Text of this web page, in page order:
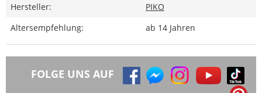
Hersteller:
PIKO
Altersempfehlung:
ab 14 Jahren
FOLGE UNS AUF